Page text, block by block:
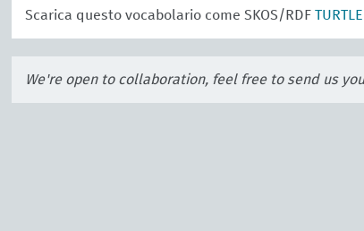
Scarica questo vocabolario come SKOS/RDF TURTLE
We're open to collaboration, feel free to send us